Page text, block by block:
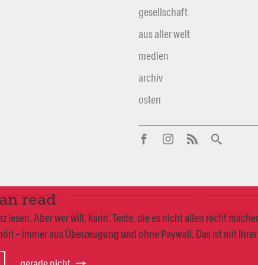
read
lesen. Aber wer will, kann. Texte, die es nicht allen recht
– immer aus Überzeugung und ohne Paywall. Das ist mit
gesellschaft
aus aller welt
medien
archiv
osten
aus der taz
genossenschaft
bewegung